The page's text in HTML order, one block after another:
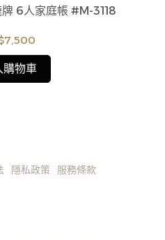
意事項 :
共用庫存，偶有下單後缺貨
您聯繫交期或更換商品，如
取消訂單，造成不便尚請見
下單，亦歡迎洽詢客服。
6人家庭帳 #M-3118
購物車
隱私政策 服務條款